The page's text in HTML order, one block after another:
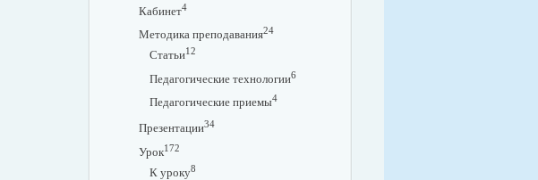
Кабинет4
Методика преподавания24
Статьи12
Педагогические технологии6
Педагогические приемы4
Презентации34
Урок172
К уроку8